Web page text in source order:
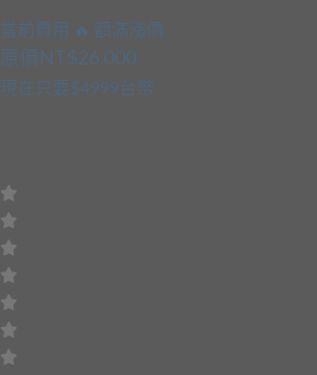
當前費用 🔥 額滿漲價
原價NT$26,000
現在只要$4999台幣